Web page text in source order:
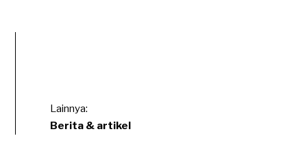
Lainnya:
Berita & artikel